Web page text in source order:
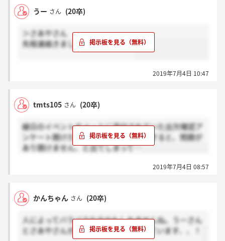
うー さん (20卒)
＞さあやさん
先程連絡きましたがきましたか？
2019年7月4日 10:47
tmts105 さん (20卒)
縁日のイベントのメールに添付されていた出欠確認ア
ンケート開けた方いますか？開こうとすると、問題が
あり開けません、と出てしまって…
2019年7月4日 08:57
かんちゃん さん (20卒)
人によってバラバラなのかもしれませんね。うーさん
とさあやさんが通っていることを願っています、、！